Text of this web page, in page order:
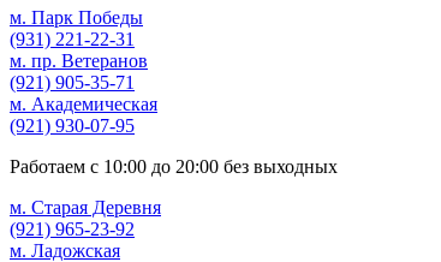
м. Парк Победы
(931) 221-22-31
м. пр. Ветеранов
(921) 905-35-71
м. Академическая
(921) 930-07-95
Работаем с 10:00 до 20:00 без выходных
м. Старая Деревня
(921) 965-23-92
м. Ладожская